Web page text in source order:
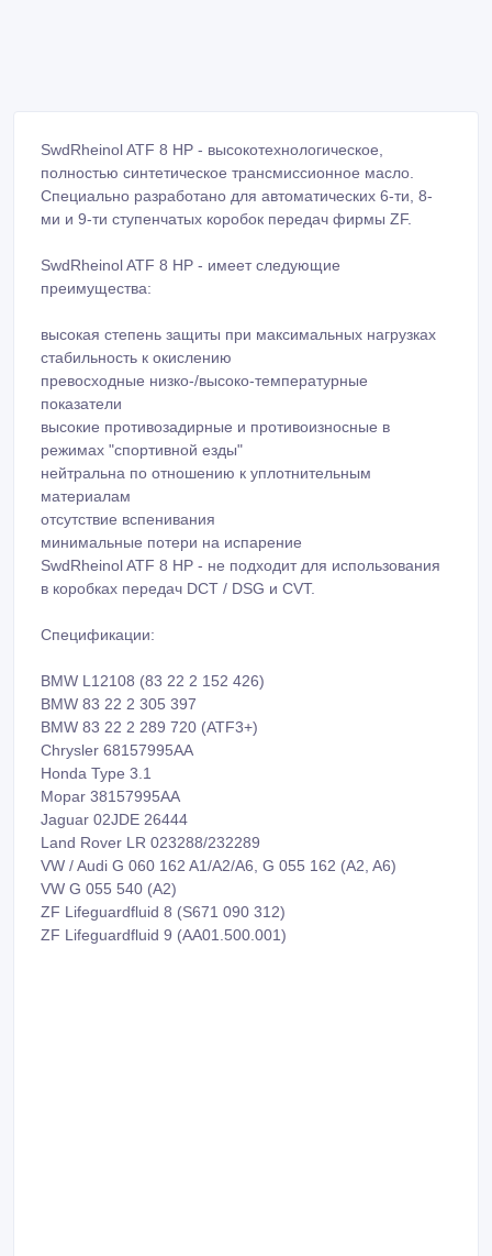
SwdRheinol ATF 8 HP - высокотехнологическое,
полностью синтетическое трансмиссионное масло.
Специально разработано для автоматических 6-ти, 8-
ми и 9-ти ступенчатых коробок передач фирмы ZF.
SwdRheinol ATF 8 HP - имеет следующие
преимущества:
высокая степень защиты при максимальных нагрузках
стабильность к окислению
превосходные низко-/высоко-температурные
показатели
высокие противозадирные и противоизносные в
режимах "спортивной езды"
нейтральна по отношению к уплотнительным
материалам
отсутствие вспенивания
минимальные потери на испарение
SwdRheinol ATF 8 HP - не подходит для использования
в коробках передач DCT / DSG и CVT.
Спецификации:
BMW L12108 (83 22 2 152 426)
BMW 83 22 2 305 397
BMW 83 22 2 289 720 (ATF3+)
Chrysler 68157995AA
Honda Type 3.1
Mopar 38157995AA
Jaguar 02JDE 26444
Land Rover LR 023288/232289
VW / Audi G 060 162 A1/A2/A6, G 055 162 (A2, A6)
VW G 055 540 (A2)
ZF Lifeguardfluid 8 (S671 090 312)
ZF Lifeguardfluid 9 (AA01.500.001)